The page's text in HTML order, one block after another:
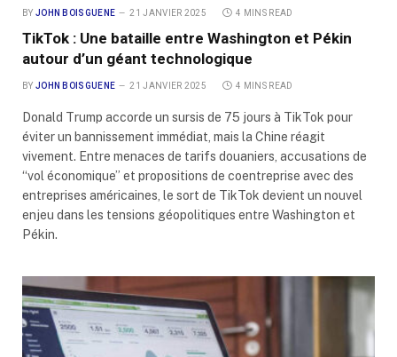
BY JOHN BOISGUENE 21 JANVIER 2025 4 MINS READ
TikTok : Une bataille entre Washington et Pékin
autour d’un géant technologique
BY JOHN BOISGUENE 21 JANVIER 2025 4 MINS READ
Donald Trump accorde un sursis de 75 jours à TikTok pour
éviter un bannissement immédiat, mais la Chine réagit
vivement. Entre menaces de tarifs douaniers, accusations de
“vol économique” et propositions de coentreprise avec des
entreprises américaines, le sort de TikTok devient un nouvel
enjeu dans les tensions géopolitiques entre Washington et
Pékin.